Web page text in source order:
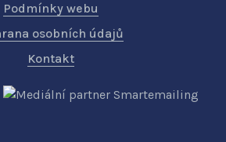
Podmínky webu
osobních údajů
Kontakt